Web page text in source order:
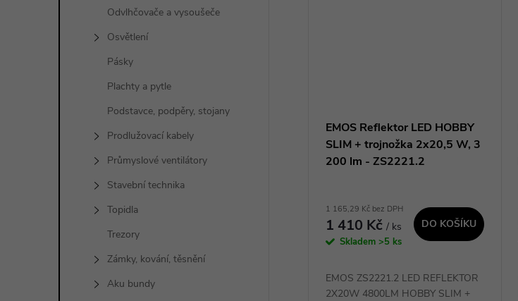
Odvlhčovače a vysoušeče
Osvětlení
Pásky
Plachty a pytle
Podstavce, podpěry, stojany
Prodlužovací kabely
Průmyslové ventilátory
Stavební technika
Topidla
Trezory
Zámky, kování, těsnění
Aku bundy
EMOS Reflektor LED HOBBY
SLIM + trojnožka 2x20,5 W, 3
200 lm - ZS2221.2
1 165,29 Kč bez DPH
1 410 Kč / ks
Skladem >5 ks
DO KOŠÍKU
EMOS ZS2221.2 LED REFLEKTOR
2X20W 4800LM HOBBY SLIM +